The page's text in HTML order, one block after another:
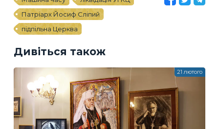
Патріарх Йосиф Сліпий
підпільна Церква
Дивіться також
21 лютого